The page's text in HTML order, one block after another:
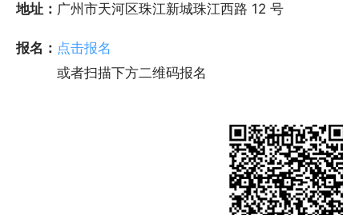
地址： 广州市天河区珠江新城珠江西路 12 号
报名： 点击报名
或者扫描下方二维码报名